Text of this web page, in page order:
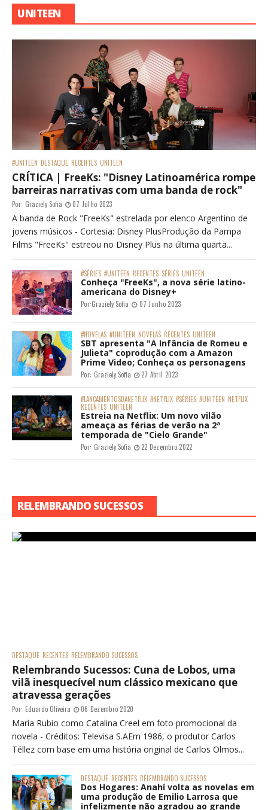
UNITEEN
#UNITEEN DESTAQUE RECENTES UNITEEN
CRÍTICA | FreeKs: "Disney Latinoamérica rompe
barreiras narrativas com uma banda de rock"
Por: Graziely Sofia 07 Julho 2023
A banda de Rock "FreeKs" estrelada por elenco Argentino de
jovens músicos - Cortesia: Disney PlusProdução da Pampa
Films "FreeKs" estreou no Disney Plus na última quarta...
#SÉRIES #UNITEEN RECENTES SÉRIES UNITEEN
Conheça "FreeKs", a nova série latino-
americana do Disney+
Por:Graziely Sofia 07 Junho 2023
#NOVELAS #UNITEEN NOVELAS RECENTES UNITEEN
SBT apresenta "A Infância de Romeu e
Julieta" coprodução com a Amazon
Prime Video; Conheça os personagens
Por: Graziely Sofia 27 Abril 2023
#LANÇAMENTOSDANETFLIX #NETFLIX #SÉRIES #UNITEEN NETFLIX
RECENTES UNITEEN
Estreia na Netflix: Um novo vilão
ameaça as férias de verão na 2ª
temporada de "Cielo Grande"
Por: Graziely Sofia 22 Dezembro 2022
RELEMBRANDO SUCESSOS
DESTAQUE RECENTES RELEMBRANDO SUCESSOS
Relembrando Sucessos: Cuna de Lobos, uma
vilã inesquecível num clássico mexicano que
atravessa gerações
Por: Eduardo Oliveira 06 Dezembro 2020
María Rubio como Catalina Creel em foto promocional da
novela - Créditos: Televisa S.AEm 1986, o produtor Carlos
Téllez com base em uma história original de Carlos Olmos...
DESTAQUE RECENTES RELEMBRANDO SUCESSOS
Dos Hogares: Anahí volta as novelas em
uma produção de Emilio Larrosa que
infelizmente não agradou ao grande